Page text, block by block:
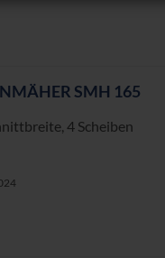
SMH 165
4 Schei­ben